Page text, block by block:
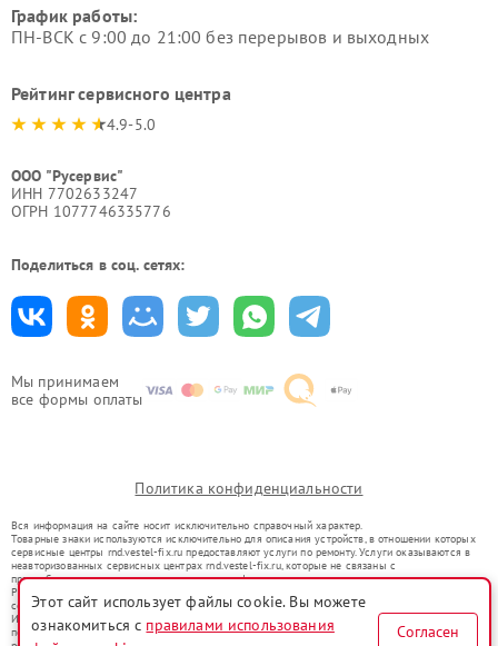
Мы принимаем
все формы оплаты
График работы:
ПН-ВСК с 9:00 до 21:00 без перерывов и выходных
Рейтинг сервисного центра
4.9-5.0
ООО "Русервис"
ИНН 7702633247
ОГРН 1077746335776
Поделиться в соц. сетях:
Политика конфиденциальности
Вся информация на сайте носит исключительно справочный характер.
Товарные знаки используются исключительно для описания устройств, в отношении которых
сервисные центры rnd.vestel-fix.ru предоставляют услуги по ремонту. Услуги оказываются в
неавторизованных сервисных центрах rnd.vestel-fix.ru, которые не связаны с
правообладателями товарных знаков или их официальными представителями.
Ремонт осуществляется для устройств, уже введенных в гражданский оборот в соответствии
со статьей 1487 ГК РФ.
Использование товарных знаков не преследует цели индивидуализации услуг или введения
потребителей в заблуждение, а служит для информирования о предоставляемых услугах по
Этот сайт использует файлы cookie. Вы можете
ознакомиться с правилами использования
Согласен